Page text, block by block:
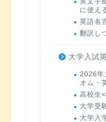
に使え
英語名
翻訳し
大学入試
2026年
オム・
高校生
大学受
大学入